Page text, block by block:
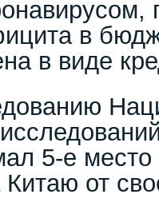
в
в виде
5-е
Китаю от